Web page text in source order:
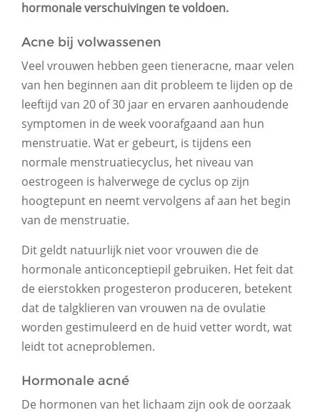
hormonale verschuivingen te voldoen.
Acne bij volwassenen
Veel vrouwen hebben geen tieneracne, maar velen
van hen beginnen aan dit probleem te lijden op de
leeftijd van 20 of 30 jaar en ervaren aanhoudende
symptomen in de week voorafgaand aan hun
menstruatie. Wat er gebeurt, is tijdens een
normale menstruatiecyclus, het niveau van
oestrogeen is halverwege de cyclus op zijn
hoogtepunt en neemt vervolgens af aan het begin
van de menstruatie.
Dit geldt natuurlijk niet voor vrouwen die de
hormonale anticonceptiepil gebruiken. Het feit dat
de eierstokken progesteron produceren, betekent
dat de talgklieren van vrouwen na de ovulatie
worden gestimuleerd en de huid vetter wordt, wat
leidt tot acneproblemen.
Hormonale acné
De hormonen van het lichaam zijn ook de oorzaak